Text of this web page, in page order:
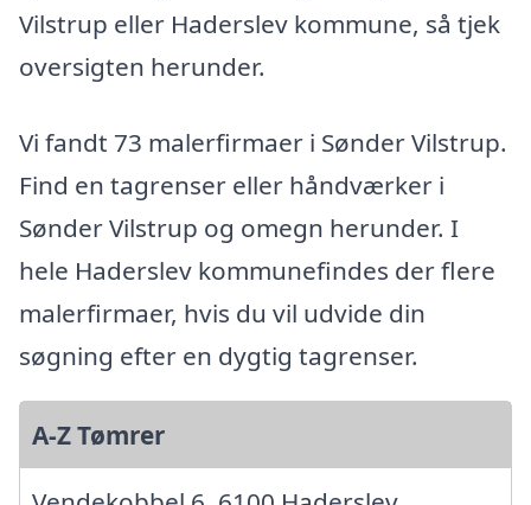
Vilstrup eller Haderslev kommune, så tjek
oversigten herunder.
Vi fandt 73 malerfirmaer i Sønder Vilstrup.
Find en tagrenser eller håndværker i
Sønder Vilstrup og omegn herunder. I
hele Haderslev kommunefindes der flere
malerfirmaer, hvis du vil udvide din
søgning efter en dygtig tagrenser.
A-Z Tømrer